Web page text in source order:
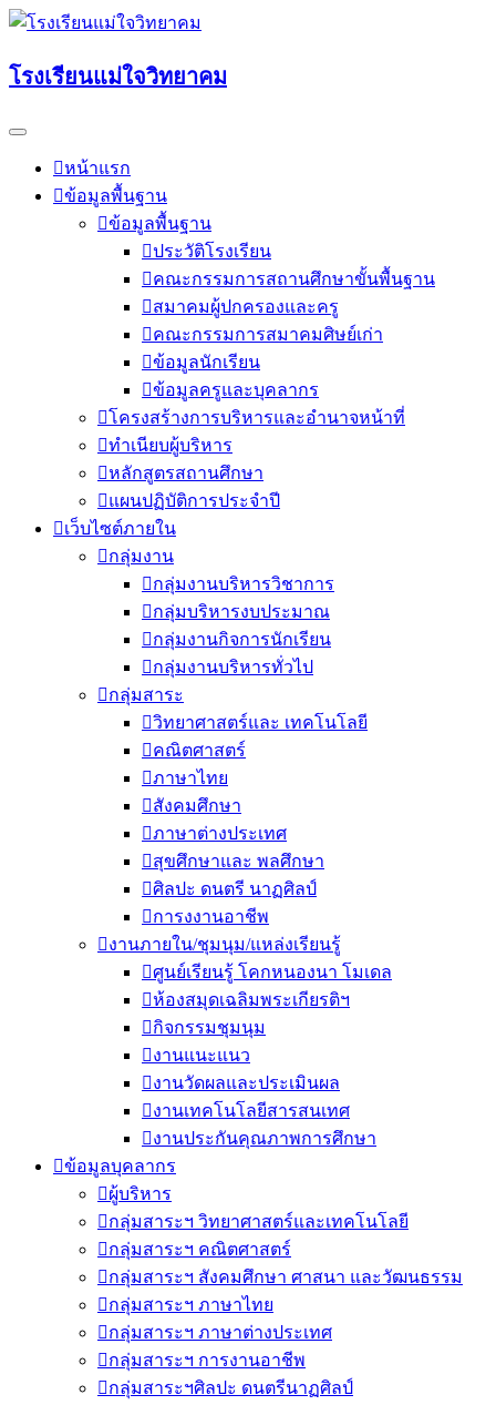
Skip
โรงเรียนแม่ใจวิทยาคม
หน้าแรก
ข้อมูลพื้นฐาน
ข้อมูลพื้นฐาน
ประวัติโรงเรียน
คณะกรรมการสถานศึกษาขั้นพื้นฐาน
สมาคมผู้ปกครองและครู
คณะกรรมการสมาคมศิษย์เก่า
ข้อมูลนักเรียน
ข้อมูลครูและบุคลากร
โครงสร้างการบริหารและอำนาจหน้าที่
ทำเนียบผู้บริหาร
หลักสูตรสถานศึกษา
แผนปฏิบัติการประจำปี
เว็บไซต์ภายใน
กลุ่มงาน
กลุ่มงานบริหารวิชาการ
กลุ่มบริหารงบประมาณ
กลุ่มงานกิจการนักเรียน
กลุ่มงานบริหารทั่วไป
กลุ่มสาระ
วิทยาศาสตร์และ เทคโนโลยี
คณิตศาสตร์
ภาษาไทย
สังคมศึกษา
ภาษาต่างประเทศ
สุขศึกษาและ พลศึกษา
ศิลปะ ดนตรี นาฏศิลป์
การงงานอาชีพ
งานภายใน/ชุมนุม/แหล่งเรียนรู้
ศูนย์เรียนรู้ โคกหนองนา โมเดล
ห้องสมุดเฉลิมพระเกียรติฯ
กิจกรรมชุมนุม
งานแนะแนว
งานวัดผลและประเมินผล
งานเทคโนโลยีสารสนเทศ
งานประกันคุณภาพการศึกษา
ข้อมูลบุคลากร
ผู้บริหาร
กลุ่มสาระฯ วิทยาศาสตร์และเทคโนโลยี
กลุ่มสาระฯ คณิตศาสตร์
กลุ่มสาระฯ สังคมศึกษา ศาสนา และวัฒนธรรม
กลุ่มสาระฯ ภาษาไทย
กลุ่มสาระฯ ภาษาต่างประเทศ
กลุ่มสาระฯ การงานอาชีพ
กลุ่มสาระฯศิลปะ ดนตรีนาฏศิลป์